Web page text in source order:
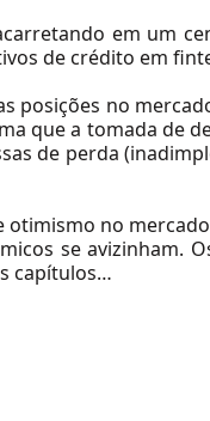
em um
de crédito em
posições no
que a tomada de
de perda
no
se avizinham.
capítulos…